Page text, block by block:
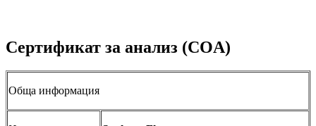
Сертификат за анализ (COA)
Обща информация